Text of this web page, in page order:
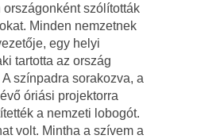
országonként szólították
Minden nemzetnek
egy helyi
tartotta az ország
színpadra sorakozva, a
óriási projektorra
a nemzeti lobogót.
volt. Mintha a szívem a